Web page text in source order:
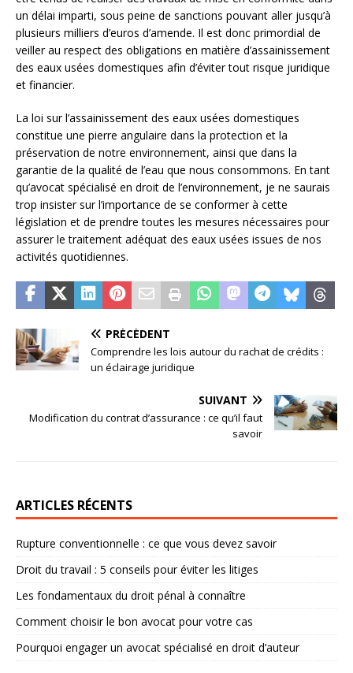
un délai imparti, sous peine de sanctions pouvant aller jusqu’à
plusieurs milliers d’euros d’amende. Il est donc primordial de
veiller au respect des obligations en matière d’assainissement
des eaux usées domestiques afin d’éviter tout risque juridique
et financier.
La loi sur l’assainissement des eaux usées domestiques
constitue une pierre angulaire dans la protection et la
préservation de notre environnement, ainsi que dans la
garantie de la qualité de l’eau que nous consommons. En tant
qu’avocat spécialisé en droit de l’environnement, je ne saurais
trop insister sur l’importance de se conformer à cette
législation et de prendre toutes les mesures nécessaires pour
assurer le traitement adéquat des eaux usées issues de nos
activités quotidiennes.
PRÉCÉDENT
Comprendre les lois autour du rachat de crédits :
un éclairage juridique
SUIVANT
Modification du contrat d’assurance : ce qu’il faut
savoir
ARTICLES RÉCENTS
Rupture conventionnelle : ce que vous devez savoir
Droit du travail : 5 conseils pour éviter les litiges
Les fondamentaux du droit pénal à connaître
Comment choisir le bon avocat pour votre cas
Pourquoi engager un avocat spécialisé en droit d’auteur